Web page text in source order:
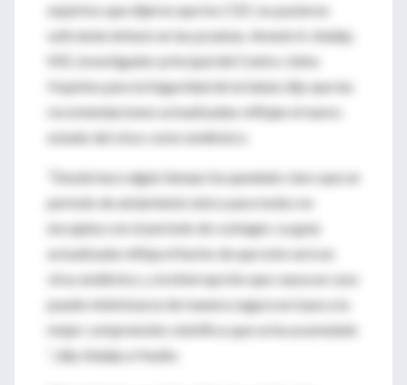
expertos que dijeron que los CDC no pusieron
suficiente énfasis en las pruebas.
Amesh A. Adalja,
MD, investigador principal del Centro Johns
Hopkins para la Seguridad de la Salud, dijo que las
recomendaciones actualizadas reflejan el nuevo
estado del virus como endémico.
“Desde hace algún tiempo ha quedado claro que un
período de aislamiento único para todos no
encajaba con el período de contagio.
La guía
actualizada refleja el hecho de que este será un
virus endémico, y la interrupción que causa un caso
puede minimizarse de manera segura en base a la
mejor comprensión científica que se ha acumulado
”, dijo Adalja a Healio.